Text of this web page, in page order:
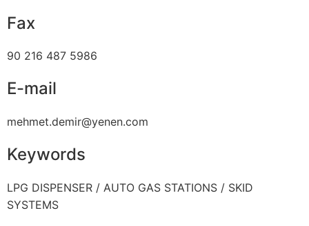
Fax
90 216 487 5986
E-mail
mehmet.demir@yenen.com
Keywords
LPG DISPENSER / AUTO GAS STATIONS / SKID
SYSTEMS